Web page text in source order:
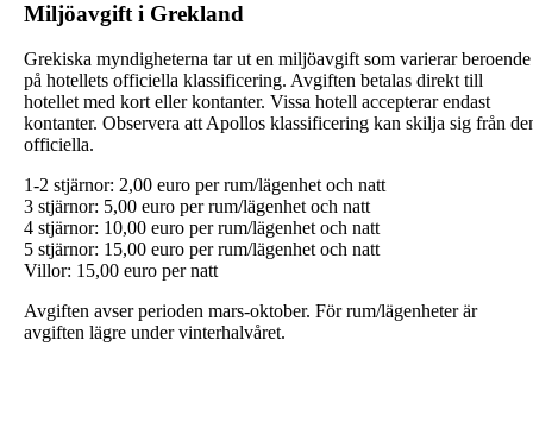
Miljöavgift i Grekland
Grekiska myndigheterna tar ut en miljöavgift som varierar beroende
på hotellets officiella klassificering. Avgiften betalas direkt till
hotellet med kort eller kontanter. Vissa hotell accepterar endast
kontanter. Observera att Apollos klassificering kan skilja sig från
officiella.
1-2 stjärnor: 2,00 euro per rum/lägenhet och natt
3 stjärnor: 5,00 euro per rum/lägenhet och natt
4 stjärnor: 10,00 euro per rum/lägenhet och natt
5 stjärnor: 15,00 euro per rum/lägenhet och natt
Villor: 15,00 euro per natt
Avgiften avser perioden mars-oktober. För rum/lägenheter är
avgiften lägre under vinterhalvåret.